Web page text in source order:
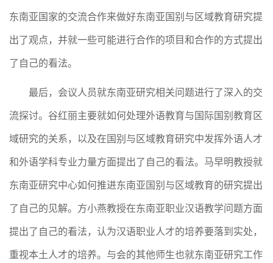
东南亚国家的交流合作来做好东南亚国别与区域教育研究提
出了观点，并就一些可能进行合作的项目和合作的方式提出
了自己的看法。
最后，会议人员就东南亚研究相关问题进行了深入的交
流探讨。谷红丽主要就如何处理外语教育与国际国别教育区
域研究的关系，以及在国别与区域教育研究中发挥外语人才
和外语学科专业力量方面提出了自己的看法。马早明教授就
东南亚研究中心如何推进东南亚国别与区域教育的研究提出
了自己的见解。方小燕教授在东南亚职业汉语教学问题方面
提出了自己的看法，认为汉语职业人才的培养要落到实处，
重视本土人才的培养。与会的其他师生也就东南亚研究工作